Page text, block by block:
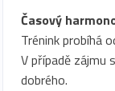
Časový
Trénink probíhá
V případě zájmu
dobrého.